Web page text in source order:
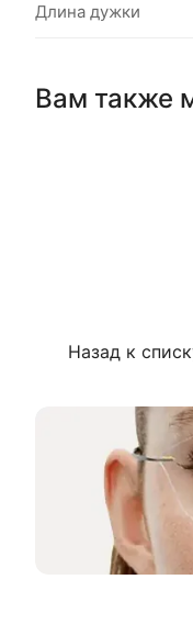
Длина дужки
Вам также
Назад к